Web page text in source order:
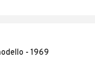
- 1969